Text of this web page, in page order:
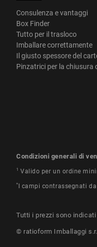
Consulenza e vantaggi
Box Finder
Tutto per il trasloco
Imballare correttamente
Il giusto spessore del
Pinzatrici per la chiusura
Condizioni generali di
1Valido per un ordine
* I campi contrassegnati
Tutti i prezzi sono
© ratioform Imballaggi